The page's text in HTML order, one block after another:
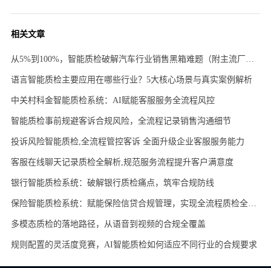
相关文章
语言智能质检主要应用在哪些行业？5大核心场景与真实案例解析 ​
中关村科金智能质检系统：AI赋能客服服务全流程风控
智能质检事前规避客诉合规风险，全流程记录销售沟通细节
投诉风险智能质检,全流程管控客诉 全面升级企业客服服务能力
客服在线聊天记录质检全解析,规范服务流程提升客户满意度
银行智能质检系统：破解银行质检痛点，筑牢合规防线
多模态质检的落地路径，从语音到视频的合规全覆盖
规则配置的灵活度竞赛，AI智能质检如何适应不同行业的合规要求